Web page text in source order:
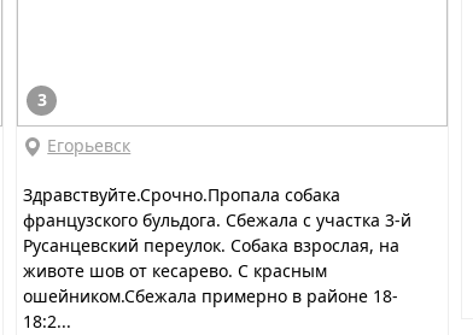
3
Егорьевск
Здравствуйте.Срочно.Пропала собака
французского бульдога. Сбежала с участка 3-й
Русанцевский переулок. Собака взрослая, на
животе шов от кесарево. С красным
ошейником.Сбежала примерно в районе 18-
18:2...